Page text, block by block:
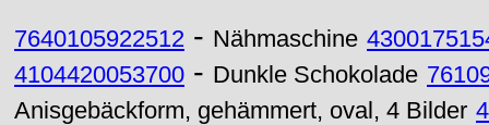
7640105922512 - Nähmaschine
4104420053700 - Dunkle Schokolade
Anisgebäckform, gehämmert, oval, 4 Bilder